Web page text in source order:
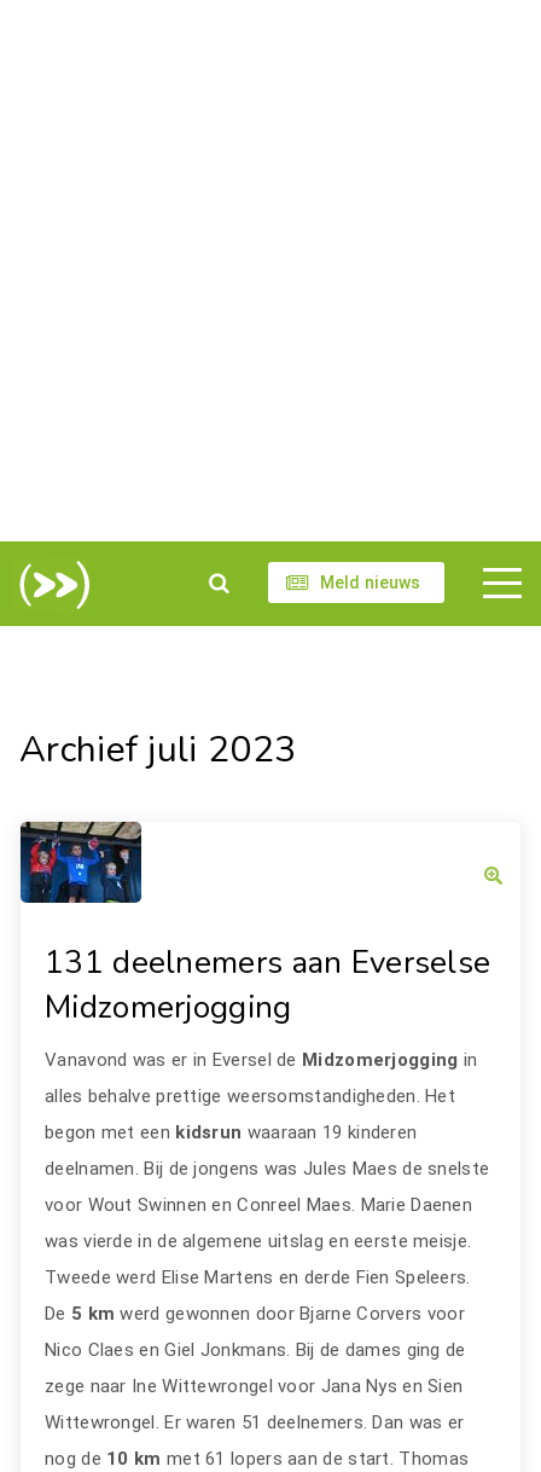
Meld nieuws
Archief juli 2023
131 deelnemers aan Everselse
Midzomerjogging
Vanavond was er in Eversel de Midzomerjogging in
alles behalve prettige weersomstandigheden. Het
begon met een kidsrun waaraan 19 kinderen
deelnamen. Bij de jongens was Jules Maes de snelste
voor Wout Swinnen en Conreel Maes. Marie Daenen
was vierde in de algemene uitslag en eerste meisje.
Tweede werd Elise Martens en derde Fien Speleers.
De 5 km werd gewonnen door Bjarne Corvers voor
Nico Claes en Giel Jonkmans. Bij de dames ging de
zege naar Ine Wittewrongel voor Jana Nys en Sien
Wittewrongel. Er waren 51 deelnemers. Dan was er
nog de 10 km met 61 lopers aan de start. Thomas